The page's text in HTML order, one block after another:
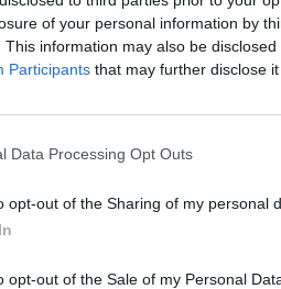
of your personal information by
This information may also be
Participants that may further disclose
Data Processing Opt Outs
opt-out of the Sharing of my personal
opt-out of the Sale of my Personal
Maestro aus der
jungen Musikern aus
einbringen.
Reise in einem
ein Teil dieses
zu sein.